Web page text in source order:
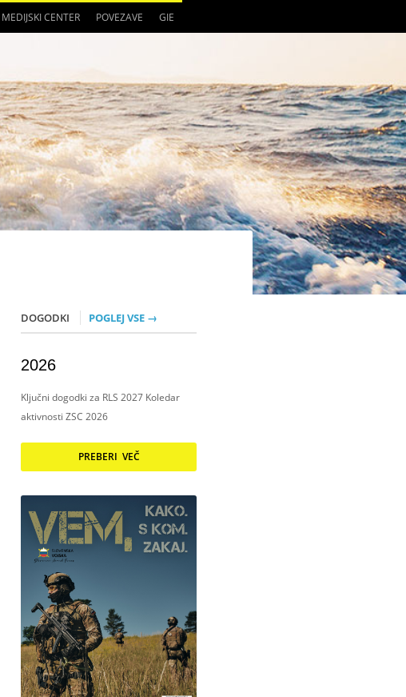
MEDIJSKI CENTER POVEZAVE GIE
DOGODKI POGLEJ VSE →
2026
Ključni dogodki za RLS 2027 Koledar
aktivnosti ZSC 2026
PREBERI VEČ